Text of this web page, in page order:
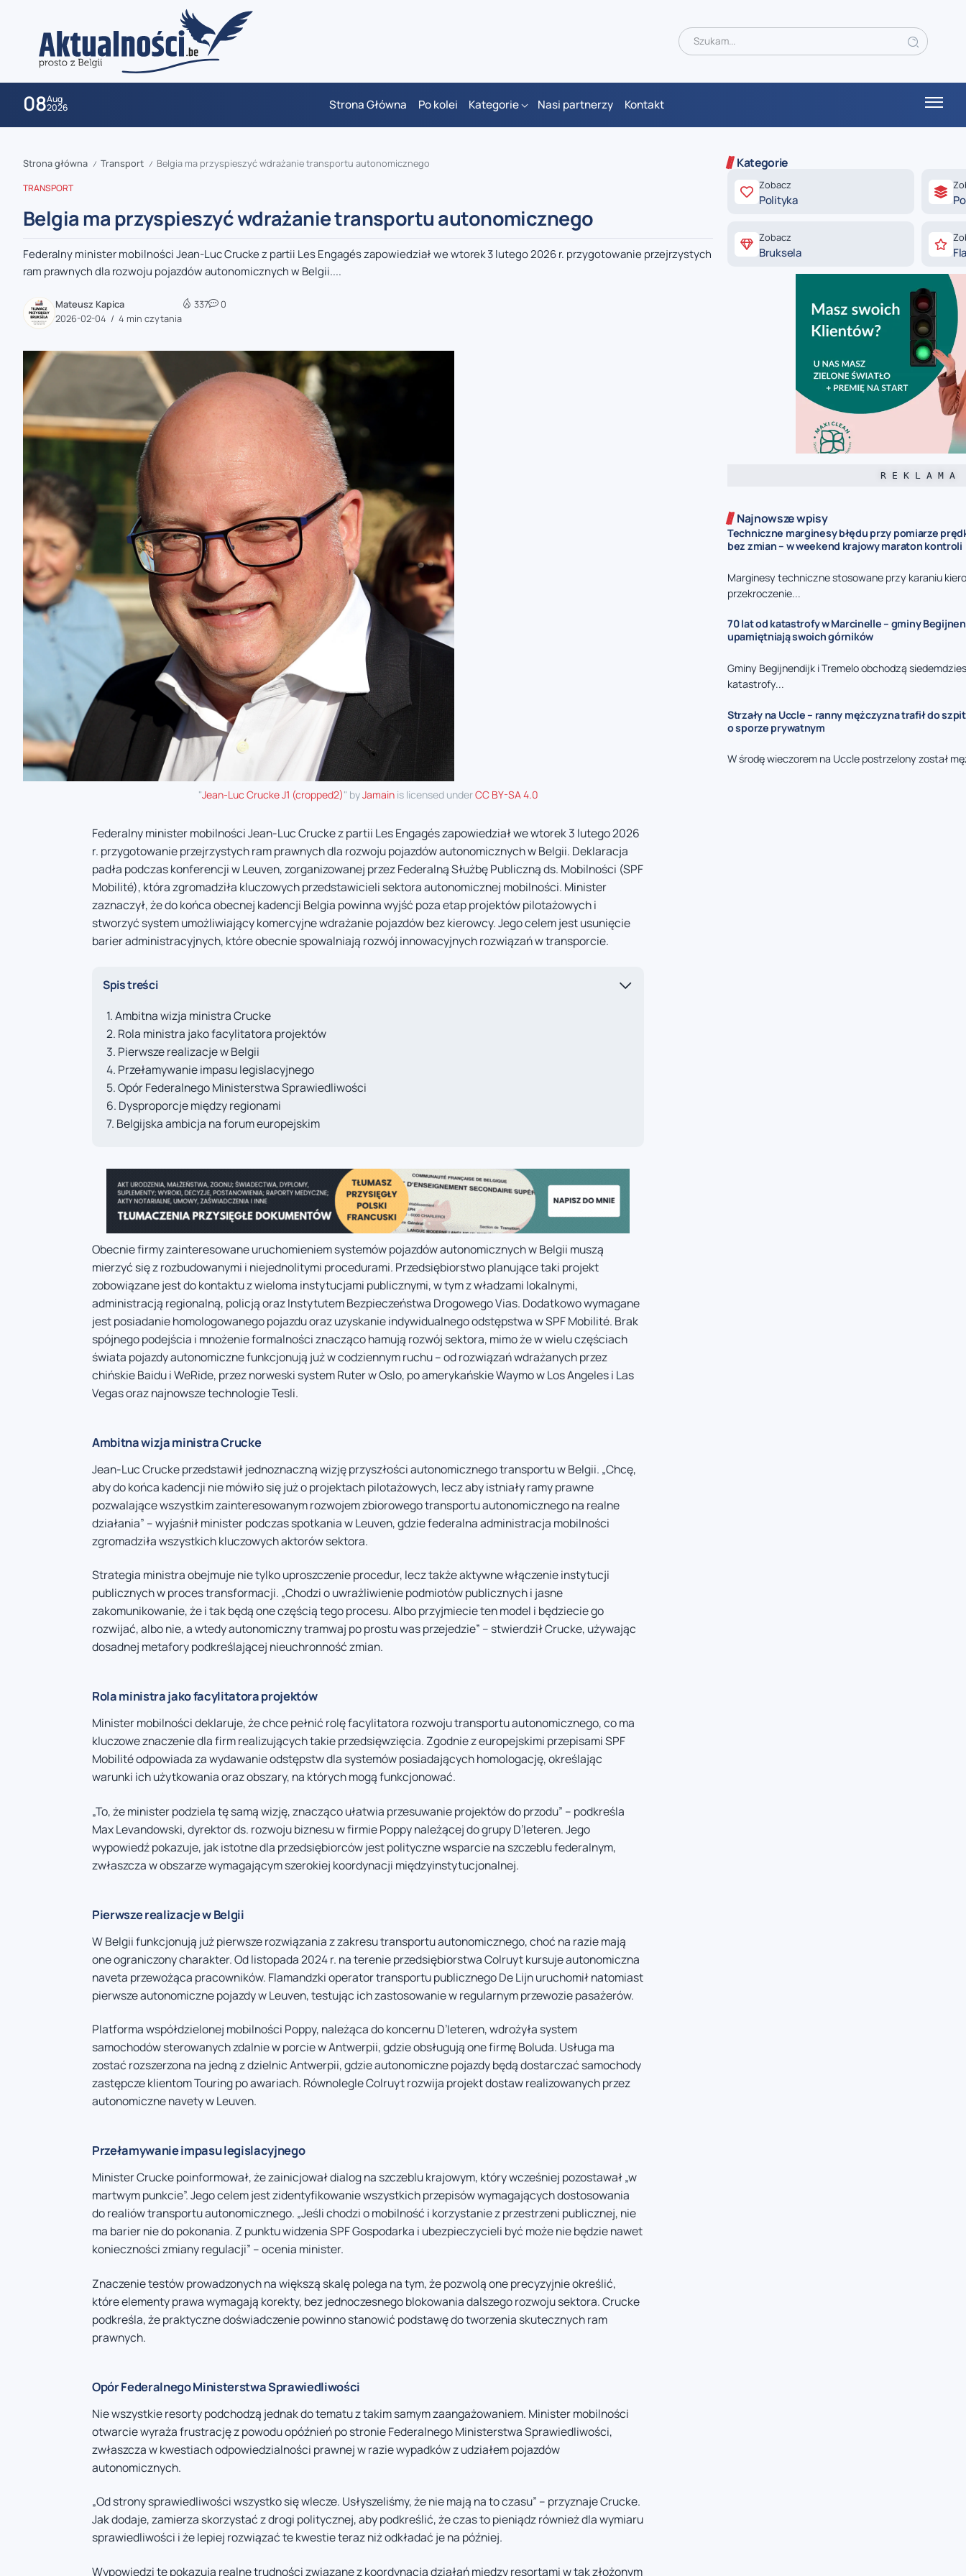
08Aug
2026 Strona Główna Po kolei Kategorie Nasi partnerzy Kontakt
zaobserwuj nas
zaobserwuj nas
zaobserwuj nas
zaobserwuj nas
Strona główna / Transport / Belgia ma przyspieszyć wdrażanie transportu autonomicznego
TRANSPORT
Belgia ma przyspieszyć wdrażanie transportu autonomicznego
Federalny minister mobilności Jean-Luc Crucke z partii Les Engagés zapowiedział we wtorek 3 lutego 2026 r. przygotowanie przejrzystych
ram prawnych dla rozwoju pojazdów autonomicznych w Belgii....
Mateusz Kapica
2026-02-04
4 min czytania
337 0
"Jean-Luc Crucke J1 (cropped2)" byJamainis licensed underCC BY-SA 4.0
Federalny minister mobilności Jean-Luc Crucke z partii Les Engagés zapowiedział we wtorek 3 lutego 2026
r. przygotowanie przejrzystych ram prawnych dla rozwoju pojazdów autonomicznych w Belgii. Deklaracja
padła podczas konferencji w Leuven, zorganizowanej przez Federalną Służbę Publiczną ds. Mobilności (SPF
Mobilité), która zgromadziła kluczowych przedstawicieli sektora autonomicznej mobilności. Minister
zaznaczył, że do końca obecnej kadencji Belgia powinna wyjść poza etap projektów pilotażowych i
stworzyć system umożliwiający komercyjne wdrażanie pojazdów bez kierowcy. Jego celem jest usunięcie
barier administracyjnych, które obecnie spowalniają rozwój innowacyjnych rozwiązań w transporcie.
Spis treści
Ambitna wizja ministra Crucke
Rola ministra jako facylitatora projektów
Pierwsze realizacje w Belgii
Przełamywanie impasu legislacyjnego
Opór Federalnego Ministerstwa Sprawiedliwości
Dysproporcje między regionami
Belgijska ambicja na forum europejskim
Obecnie firmy zainteresowane uruchomieniem systemów pojazdów autonomicznych w Belgii muszą
mierzyć się z rozbudowanymi i niejednolitymi procedurami. Przedsiębiorstwo planujące taki projekt
zobowiązane jest do kontaktu z wieloma instytucjami publicznymi, w tym z władzami lokalnymi,
administracją regionalną, policją oraz Instytutem Bezpieczeństwa Drogowego Vias. Dodatkowo wymagane
jest posiadanie homologowanego pojazdu oraz uzyskanie indywidualnego odstępstwa w SPF Mobilité. Brak
spójnego podejścia i mnożenie formalności znacząco hamują rozwój sektora, mimo że w wielu częściach
świata pojazdy autonomiczne funkcjonują już w codziennym ruchu – od rozwiązań wdrażanych przez
chińskie Baidu i WeRide, przez norweski system Ruter w Oslo, po amerykańskie Waymo w Los Angeles i Las
Vegas oraz najnowsze technologie Tesli.
Ambitna wizja ministra Crucke
Jean-Luc Crucke przedstawił jednoznaczną wizję przyszłości autonomicznego transportu w Belgii. „Chcę,
aby do końca kadencji nie mówiło się już o projektach pilotażowych, lecz aby istniały ramy prawne
pozwalające wszystkim zainteresowanym rozwojem zbiorowego transportu autonomicznego na realne
działania” – wyjaśnił minister podczas spotkania w Leuven, gdzie federalna administracja mobilności
zgromadziła wszystkich kluczowych aktorów sektora.
Strategia ministra obejmuje nie tylko uproszczenie procedur, lecz także aktywne włączenie instytucji
publicznych w proces transformacji. „Chodzi o uwrażliwienie podmiotów publicznych i jasne
zakomunikowanie, że i tak będą one częścią tego procesu. Albo przyjmiecie ten model i będziecie go
rozwijać, albo nie, a wtedy autonomiczny tramwaj po prostu was przejedzie” – stwierdził Crucke, używając
dosadnej metafory podkreślającej nieuchronność zmian.
Rola ministra jako facylitatora projektów
Minister mobilności deklaruje, że chce pełnić rolę facylitatora rozwoju transportu autonomicznego, co ma
kluczowe znaczenie dla firm realizujących takie przedsięwzięcia. Zgodnie z europejskimi przepisami SPF
Mobilité odpowiada za wydawanie odstępstw dla systemów posiadających homologację, określając
warunki ich użytkowania oraz obszary, na których mogą funkcjonować.
„To, że minister podziela tę samą wizję, znacząco ułatwia przesuwanie projektów do przodu” – podkreśla
Max Levandowski, dyrektor ds. rozwoju biznesu w firmie Poppy należącej do grupy D’Ieteren. Jego
wypowiedź pokazuje, jak istotne dla przedsiębiorców jest polityczne wsparcie na szczeblu federalnym,
zwłaszcza w obszarze wymagającym szerokiej koordynacji międzyinstytucjonalnej.
Pierwsze realizacje w Belgii
W Belgii funkcjonują już pierwsze rozwiązania z zakresu transportu autonomicznego, choć na razie mają
one ograniczony charakter. Od listopada 2024 r. na terenie przedsiębiorstwa Colruyt kursuje autonomiczna
naveta przewożąca pracowników. Flamandzki operator transportu publicznego De Lijn uruchomił natomiast
pierwsze autonomiczne pojazdy w Leuven, testując ich zastosowanie w regularnym przewozie pasażerów.
Platforma współdzielonej mobilności Poppy, należąca do koncernu D’Ieteren, wdrożyła system
samochodów sterowanych zdalnie w porcie w Antwerpii, gdzie obsługują one firmę Boluda. Usługa ma
zostać rozszerzona na jedną z dzielnic Antwerpii, gdzie autonomiczne pojazdy będą dostarczać samochody
zastępcze klientom Touring po awariach. Równolegle Colruyt rozwija projekt dostaw realizowanych przez
autonomiczne navety w Leuven.
Przełamywanie impasu legislacyjnego
Minister Crucke poinformował, że zainicjował dialog na szczeblu krajowym, który wcześniej pozostawał „w
martwym punkcie”. Jego celem jest zidentyfikowanie wszystkich przepisów wymagających dostosowania
do realiów transportu autonomicznego. „Jeśli chodzi o mobilność i korzystanie z przestrzeni publicznej, nie
ma barier nie do pokonania. Z punktu widzenia SPF Gospodarka i ubezpieczycieli być może nie będzie nawet
konieczności zmiany regulacji” – ocenia minister.
Znaczenie testów prowadzonych na większą skalę polega na tym, że pozwolą one precyzyjnie określić,
które elementy prawa wymagają korekty, bez jednoczesnego blokowania dalszego rozwoju sektora. Crucke
podkreśla, że praktyczne doświadczenie powinno stanowić podstawę do tworzenia skutecznych ram
prawnych.
Opór Federalnego Ministerstwa Sprawiedliwości
Nie wszystkie resorty podchodzą jednak do tematu z takim samym zaangażowaniem. Minister mobilności
otwarcie wyraża frustrację z powodu opóźnień po stronie Federalnego Ministerstwa Sprawiedliwości,
zwłaszcza w kwestiach odpowiedzialności prawnej w razie wypadków z udziałem pojazdów
autonomicznych.
„Od strony sprawiedliwości wszystko się wlecze. Usłyszeliśmy, że nie mają na to czasu” – przyznaje Crucke.
Jak dodaje, zamierza skorzystać z drogi politycznej, aby podkreślić, że czas to pieniądz również dla wymiaru
sprawiedliwości i że lepiej rozwiązać te kwestie teraz niż odkładać je na później.
Wypowiedzi te pokazują realne trudności związane z koordynacją działań między resortami w tak złożonym
Kategorie
Zobacz
Polityka
Zobacz
Bruksela
R E K L A M A
Najnowsze wpisy
Techniczne marginesy błędu przy pomiarze
bez zmian – w weekend krajowy maraton kontroli
Marginesy techniczne stosowane przy karaniu
przekroczenie...
70 lat od katastrofy w Marcinelle – gminy
upamiętniają swoich górników
Gminy Begijnendijk i Tremelo obchodzą
katastrofy...
Strzały na Uccle – ranny mężczyzna trafił do
o sporze prywatnym
W środę wieczorem na Uccle postrzelony został